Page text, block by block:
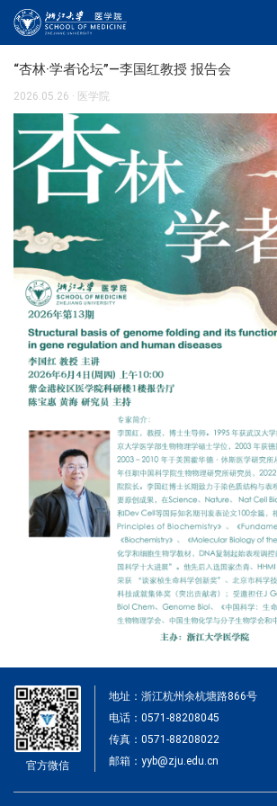
“杏林·学者论坛”—李国红教授 报告会
2026.05.26 · 医学院
官方微信
地址：浙江杭州余杭塘路866号
电话：0571-88208045
传真：0571-88208022
邮箱：yyb@zju.edu.cn